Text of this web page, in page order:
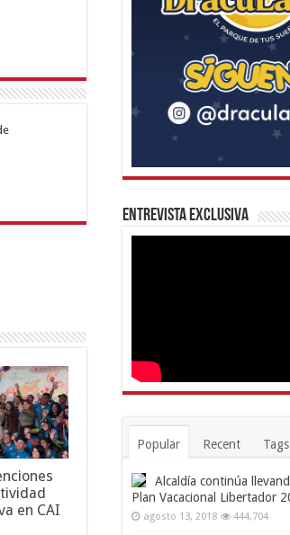
en CAI
Entrevista Exclusiva
Popular Recent Tags
Alcaldía continúa
Plan Vacacional Libertador
agosto 13, 2018 444,704